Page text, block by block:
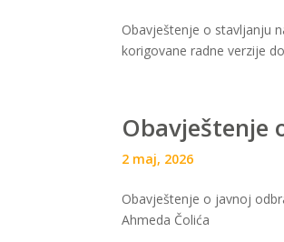
Obavještenje o stavljanju
korigovane radne verzije
Obavještenje
2 maj, 2026
Obavještenje o javnoj
Ahmeda Čolića